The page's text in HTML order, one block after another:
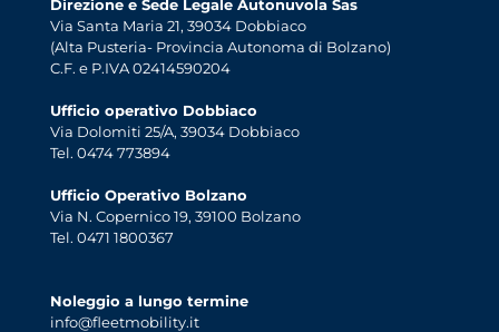
Direzione e Sede Legale Autonuvola Sas
Via Santa Maria 21, 39034 Dobbiaco
(Alta Pusteria- Provincia Autonoma di Bolzano)
C.F. e P.IVA 02414590204
Ufficio operativo Dobbiaco
Via Dolomiti 25/A, 39034 Dobbiaco
Tel. 0474 773894
Ufficio Operativo Bolzano
Via N. Copernico 19, 39100 Bolzano
Tel. 0471 1800367
Noleggio a lungo termine
info@fleetmobility.it